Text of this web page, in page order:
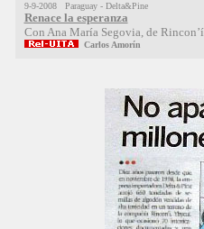
9-9-2008 Paraguay - Delta&Pine
Renace la esperanza
Con Ana María Segovia, de Rincon’í
Carlos Amorín